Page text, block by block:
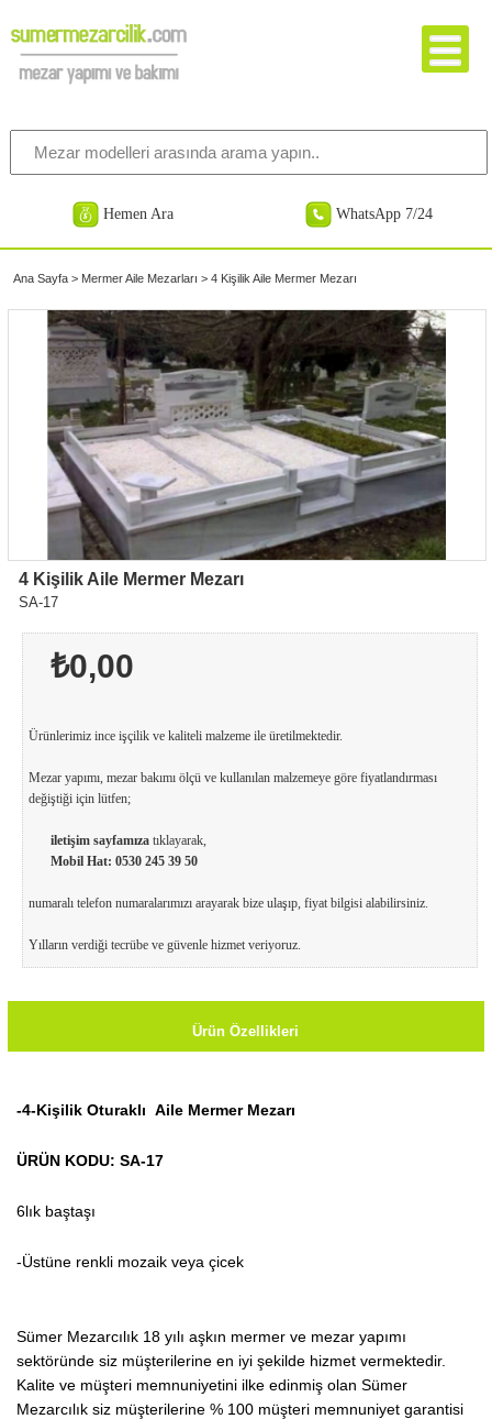
Hemen Ara WhatsApp 7/24
Ana Sayfa> Mermer Aile Mezarları > 4 Kişilik Aile Mermer Mezarı
4 Kişilik Aile Mermer Mezarı
SA-17
₺0,00
Ürünlerimiz ince işçilik ve kaliteli malzeme ile üretilmektedir.
Mezar yapımı, mezar bakımı ölçü ve kullanılan malzemeye göre fiyatlandırması
değiştiği için lütfen;
iletişim sayfamıza tıklayarak,
Mobil Hat:0530 245 39 50
numaralı telefon numaralarımızı arayarak bize ulaşıp, fiyat bilgisi alabilirsiniz.
Yılların verdiği tecrübe ve güvenle hizmet veriyoruz.
Ürün Özellikleri
-4-Kişilik Oturaklı Aile Mermer Mezarı
ÜRÜN KODU: SA-17
6lık baştaşı
-Üstüne renkli mozaik veya çicek
Sümer Mezarcılık 18 yılı aşkın mermer ve mezar yapımı
sektöründe siz müşterilerine en iyi şekilde hizmet vermektedir.
Kalite ve müşteri memnuniyetini ilke edinmiş olan Sümer
Mezarcılık siz müşterilerine % 100 müşteri memnuniyet garantisi